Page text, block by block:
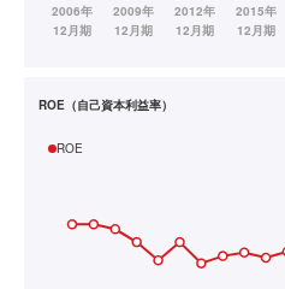
ROE（自己資本利益率）
ROE